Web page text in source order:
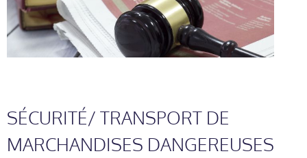
SÉCURITÉ/ TRANSPORT DE
MARCHANDISES DANGEREUSES